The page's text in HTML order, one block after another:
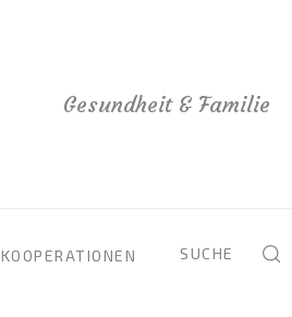
Gesundheit & Familie
KOOPERATIONEN SUCHE